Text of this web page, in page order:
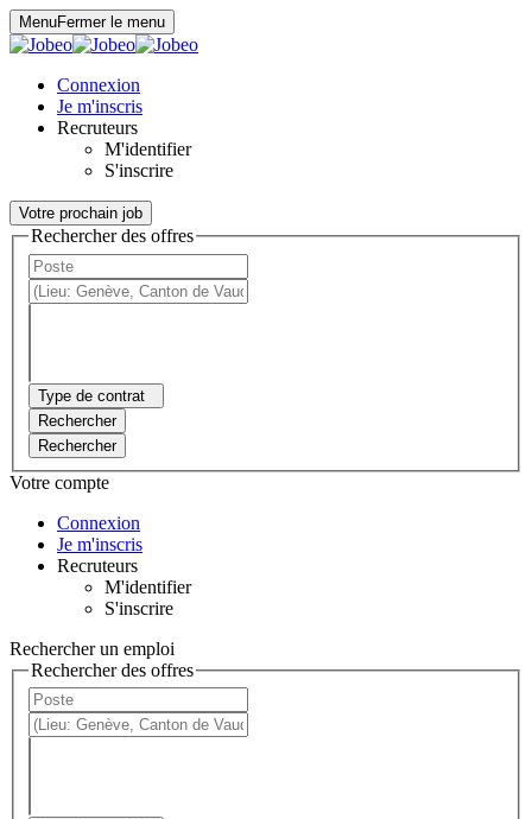
MenuFermer le menu
Connexion
Je m'inscris
Recruteurs
M'identifier
S'inscrire
Votre prochain job
Rechercher des offres
Type de contrat
Rechercher
Rechercher
Votre compte
Connexion
Je m'inscris
Recruteurs
M'identifier
S'inscrire
Rechercher un emploi
Rechercher des offres
Panneau de gestion des cookies